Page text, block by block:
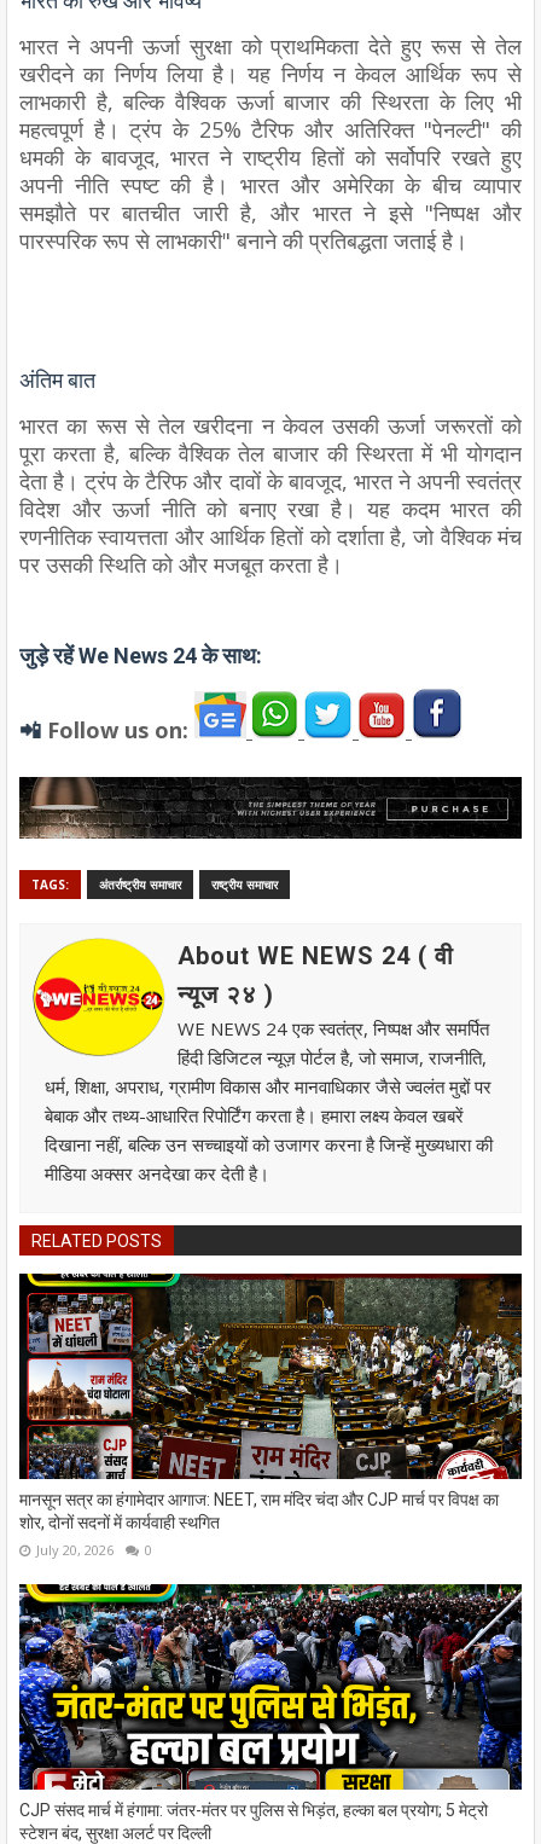
भारत ने अपनी ऊर्जा सुरक्षा को प्राथमिकता देते हुए रूस से तेल
खरीदने का निर्णय लिया है। यह निर्णय न केवल आर्थिक रूप से
लाभकारी है, बल्कि वैश्विक ऊर्जा बाजार की स्थिरता के लिए भी
महत्वपूर्ण है। ट्रंप के 25% टैरिफ और अतिरिक्त "पेनल्टी" की
धमकी के बावजूद, भारत ने राष्ट्रीय हितों को सर्वोपरि रखते हुए
अपनी नीति स्पष्ट की है। भारत और अमेरिका के बीच व्यापार
समझौते पर बातचीत जारी है, और भारत ने इसे "निष्पक्ष और
पारस्परिक रूप से लाभकारी" बनाने की प्रतिबद्धता जताई है।
अंतिम बात
भारत का रूस से तेल खरीदना न केवल उसकी ऊर्जा जरूरतों को
पूरा करता है, बल्कि वैश्विक तेल बाजार की स्थिरता में भी योगदान
देता है। ट्रंप के टैरिफ और दावों के बावजूद, भारत ने अपनी स्वतंत्र
विदेश और ऊर्जा नीति को बनाए रखा है। यह कदम भारत की
रणनीतिक स्वायत्तता और आर्थिक हितों को दर्शाता है, जो वैश्विक मंच
पर उसकी स्थिति को और मजबूत करता है।
जुड़े रहें We News 24 के साथ:
📲 Follow us on:
TAGS: अंतर्राष्ट्रीय समाचार राष्ट्रीय समाचार
About WE NEWS 24 ( वी
न्यूज २४ )
WE NEWS 24 एक स्वतंत्र, निष्पक्ष और समर्पित
हिंदी डिजिटल न्यूज़ पोर्टल है, जो समाज, राजनीति,
धर्म, शिक्षा, अपराध, ग्रामीण विकास और मानवाधिकार जैसे ज्वलंत मुद्दों पर
बेबाक और तथ्य-आधारित रिपोर्टिंग करता है। हमारा लक्ष्य केवल खबरें
दिखाना नहीं, बल्कि उन सच्चाइयों को उजागर करना है जिन्हें मुख्यधारा की
मीडिया अक्सर अनदेखा कर देती है।
RELATED POSTS
मानसून सत्र का हंगामेदार आगाज: NEET, राम मंदिर चंदा और CJP मार्च पर विपक्ष का
शोर, दोनों सदनों में कार्यवाही स्थगित
July 20, 2026 0
CJP संसद मार्च में हंगामा: जंतर-मंतर पर पुलिस से भिड़ंत, हल्का बल प्रयोग; 5 मेट्रो
स्टेशन बंद, सुरक्षा अलर्ट पर दिल्ली